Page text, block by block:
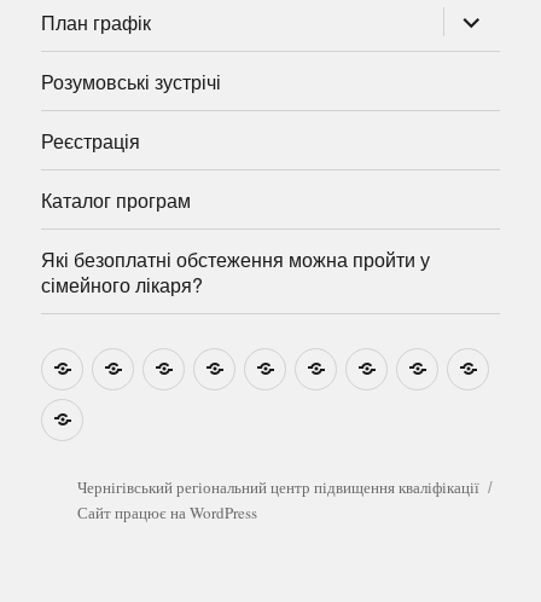
План графік
підменю
Розумовські зустрічі
Реєстрація
Каталог програм
Які безоплатні обстеження можна пройти у
сімейного лікаря?
НовиниНавчально-
методичні
Ми
на
Звіти Про
центр
План
графік
Розумовські
зустрічі
Реєстрація
Які
безоплатні
можна
пройти
у
Чернігівський регіональний центр підвищення кваліфікації
Сайт працює на WordPress